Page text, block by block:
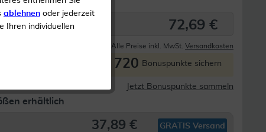
72,69 €
Alle Preise inkl. MwSt. Versandkosten
720 Bonuspunkte sichern
Jetzt Bonuspunkte sammeln
erhältlich
37,89 € GRATIS Versand
ablehnen oder jederzeit
Ihren individuellen